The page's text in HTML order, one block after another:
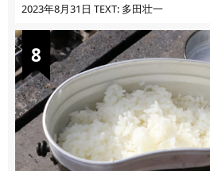
2023年8月31日 TEXT: 多田壮一